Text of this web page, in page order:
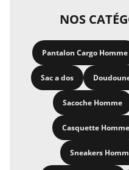
NOS
Pantalon Cargo Homme
Sac a dos
Sacoche Homme
Casquette Homme
Sneakers